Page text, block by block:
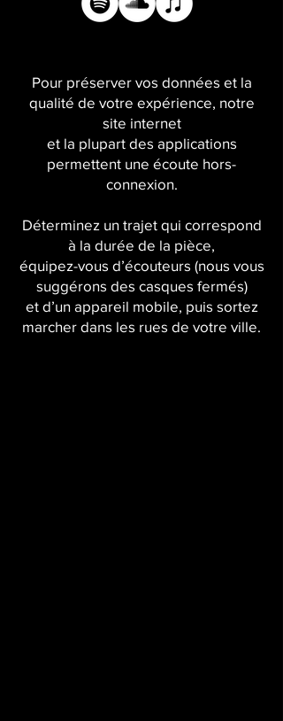
Pour préserver vos données et la
qualité de votre expérience, notre
site internet
et la plupart des applications
permettent une écoute hors-
connexion.
Déterminez un trajet qui correspond
à la durée de la pièce,
équipez-vous d’écouteurs (nous vous
suggérons des casques fermés)
et d’un appareil mobile, puis sortez
marcher dans les rues de votre ville.